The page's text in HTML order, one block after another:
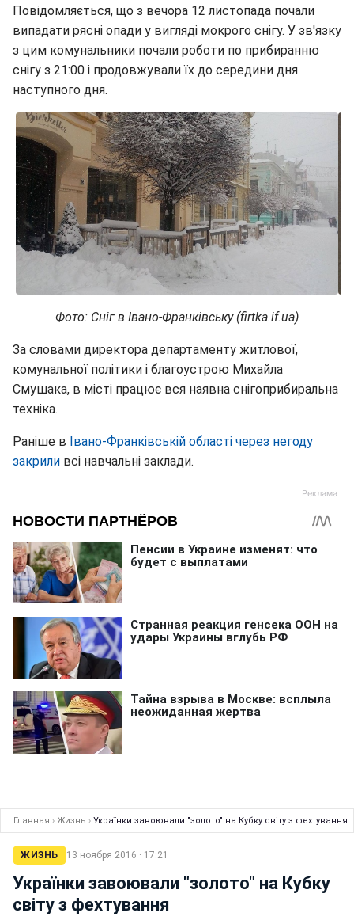
Повідомляється, що з вечора 12 листопада почали
випадати рясні опади у вигляді мокрого снігу. У зв'язку
з цим комунальники почали роботи по прибиранню
снігу з 21:00 і продовжували їх до середини дня
наступного дня.
Фото: Сніг в Івано-Франківську (firtka.if.ua)
За словами директора департаменту житлової,
комунальної політики і благоустрою Михайла
Смушака, в місті працює вся наявна снігоприбиральна
техніка.
Раніше в Івано-Франківській області через негоду
закрили всі навчальні заклади.
Главная › Жизнь › Українки завоювали "золото" на Кубку світу з фехтування
ЖИЗНЬ 13 ноября 2016 · 17:21
Українки завоювали "золото" на Кубку
світу з фехтування